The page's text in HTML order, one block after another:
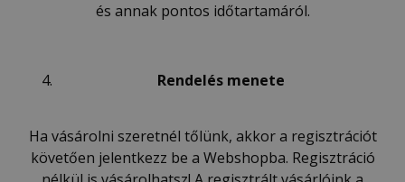
és annak pontos időtartamáról.
Rendelés menete
Ha vásárolni szeretnél tőlünk, akkor a regisztrációt
követően jelentkezz be a Webshopba. Regisztráció